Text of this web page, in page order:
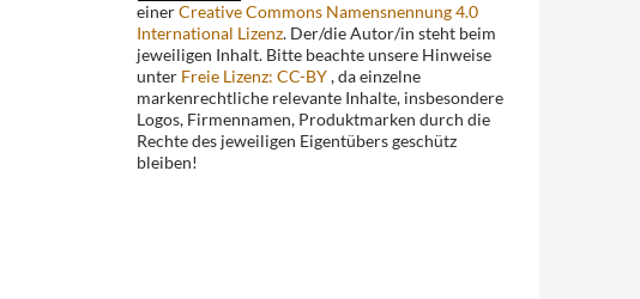
einerCreative Commons Namensnennung 4.0
International Lizenz. Der/die Autor/in steht beim
jeweiligen Inhalt. Bitte beachte unsere Hinweise
unter Freie Lizenz: CC-BY, da einzelne
markenrechtliche relevante Inhalte, insbesondere
Logos, Firmennamen, Produktmarken durch die
Rechte des jeweiligen Eigentübers geschütz
bleiben!